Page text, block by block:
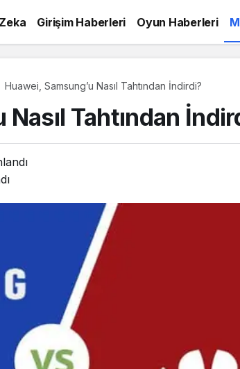
Girişim Haberleri Oyun Haberleri
Huawei, Samsung’u Nasıl Tahtından İndirdi?
Tahtından